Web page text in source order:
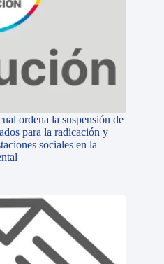
ordena la suspensión de
para la radicación y
sociales en la